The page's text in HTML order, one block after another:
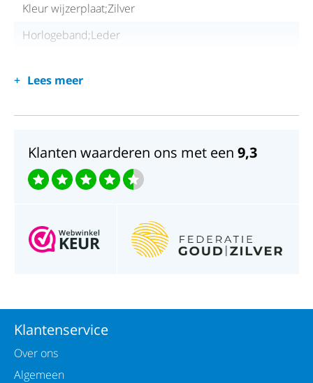
Kleur wijzerplaat;Zilver
Horlogeband;Leder
Waterdichtheid;30 meter
Lees meer
Klanten waarderen ons met een 9,3
Klantenservice
Over ons
Algemeen